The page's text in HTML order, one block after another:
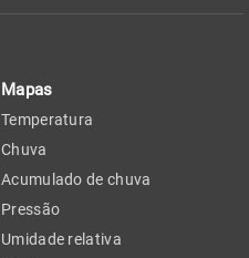
Mapas
Temperatura
Chuva
Acumulado de chuva
Pressão
Umidade relativa